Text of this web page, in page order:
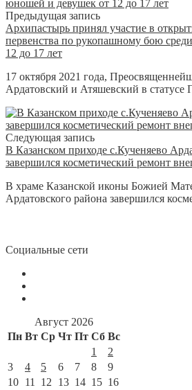
Предыдущая запись
Архипастырь принял участие в
первенства по рукопашному бою
12 до 17 лет
17 октября 2021 года,
Ардатовский и Атяшевский в
Следующая запись
В Казанском приходе с.Кученяево
завершился косметический ремонт
В храме Казанской иконы Божией
Ардатовского района завершился
Социальные сети
Август 2026
Пн Вт Ср Чт Пт Сб Вс
1
2
3
4 5 6 7 8
9
10 11 12 13 14 15 16